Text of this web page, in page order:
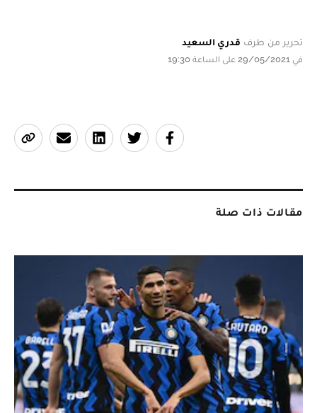
تحرير من طرف قدري السعيد
في 29/05/2021 على الساعة 19:30
مقالات ذات صلة